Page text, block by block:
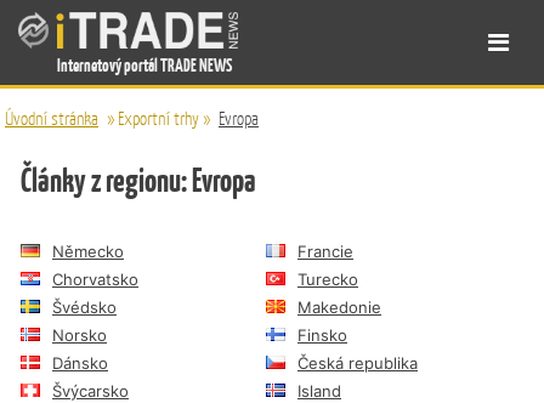
Internetový portál TRADE NEWS
Úvodní stránka » Exportní trhy» Evropa
Články z regionu: Evropa
Německo
Francie
Chorvatsko
Turecko
Švédsko
Makedonie
Norsko
Finsko
Dánsko
Česká republika
Švýcarsko
Island